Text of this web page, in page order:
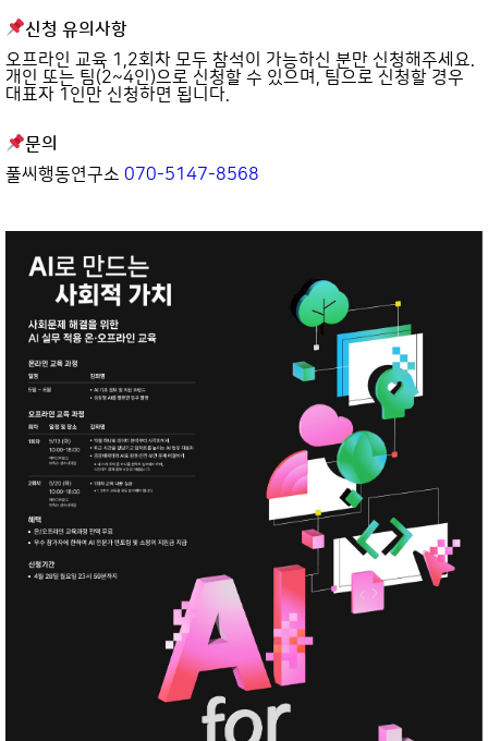
신청 유의사항
오프라인 교육 1,2회차 모두 참석이 가능하신 분만 신청해주세요.
개인 또는 팀(2~4인)으로 신청할 수 있으며, 팀으로 신청할 경우
대표자 1인만 신청하면 됩니다.
문의
풀씨행동연구소 070-5147-8568